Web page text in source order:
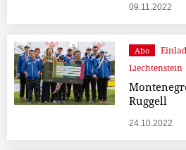
09.11.2022
Abo
Liechtenstein
Ruggell
24.10.2022